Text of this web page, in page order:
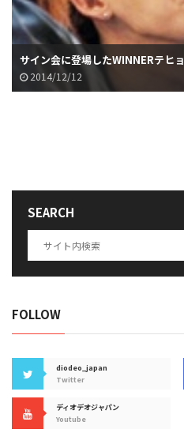
サイン会に登場したWINNERテヒ
2014/12/12
SEARCH
FOLLOW
diodeo_japan
Twitter
ディオデオジャパン
Youtube